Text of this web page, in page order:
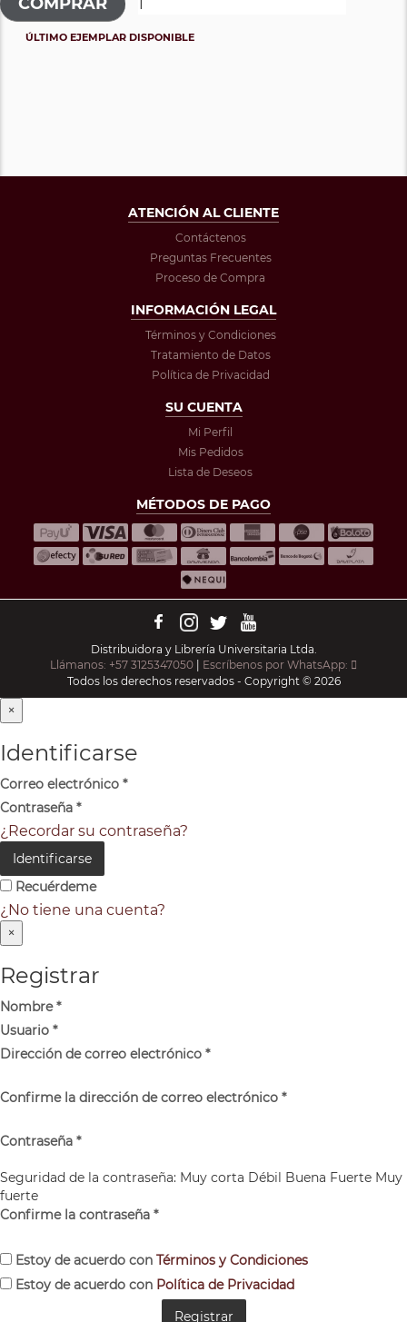
ÚLTIMO EJEMPLAR DISPONIBLE
ATENCIÓN AL CLIENTE
Contáctenos
Preguntas Frecuentes
Proceso de Compra
INFORMACIÓN LEGAL
Términos y Condiciones
Tratamiento de Datos
Política de Privacidad
SU CUENTA
Mi Perfil
Mis Pedidos
Lista de Deseos
MÉTODOS DE PAGO
Distribuidora y Librería Universitaria Ltda.
Llámanos: +57 3125347050 | Escríbenos por WhatsApp:
Todos los derechos reservados - Copyright © 2026
×
Identificarse
Correo electrónico *
Contraseña *
¿Recordar su contraseña?
Identificarse
Recuérdeme
¿No tiene una cuenta?
×
Registrar
Nombre*
Usuario *
Dirección de correo electrónico *
Confirme la dirección de correo electrónico *
Contraseña *
Seguridad de la contraseña: Muy corta Débil Buena Fuerte Muy
fuerte
Confirme la contraseña *
Estoy de acuerdo con Términos y Condiciones
Estoy de acuerdo con Política de Privacidad
Registrar